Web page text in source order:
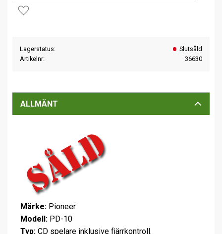
Lägg till i favoriter
Lagerstatus
Slutsåld
Artikelnr
36630
ALLMÄNT
Märke: Pioneer
Modell: PD-10
Typ: CD spelare inklusive fjärrkontroll.